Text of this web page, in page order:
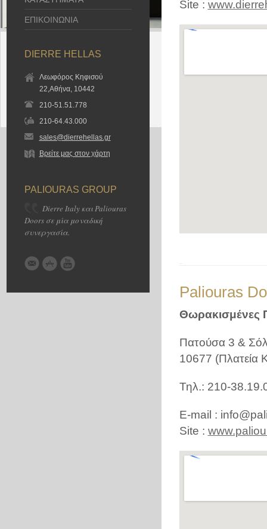
ΕΠΙΚΟΙΝΩΝΙΑ
DIERRE HELLAS
Λεωφόρος Κηφισού
22,Αθήνα, 10442
210-51.51.778
210-64.43.000
sales@dierrehellas.gr
Βρείτε μας στον χάρτη
PALIOURAS GROUP
Dierre Italy και Paliouras
Doors σε μία μοναδική
συνεργασία.
Site :
Paliouras
Θωρακισμένες
Πατούσα 3 &
10677 (Πλατεία
Τηλ.: 210-
E-mail :
Site :